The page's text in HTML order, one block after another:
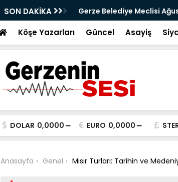
SON DAKİKA
Gerze Belediye Meclisi
Atık Projesi Meclisten
Köşe Yazarları Güncel Asayiş
DOLAR 0,0000 EURO 0,0000
Anasayfa Genel Mısır Turları: Tarihin ve